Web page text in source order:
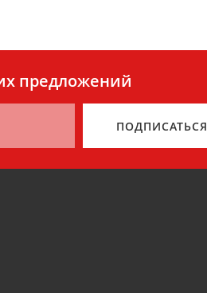
предложений
ПОДПИСАТЬСЯ